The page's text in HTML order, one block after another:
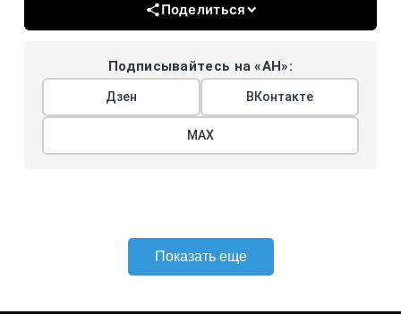
Поделиться
Подписывайтесь на «АН»:
Дзен ВКонтакте
МАХ
Показать еще